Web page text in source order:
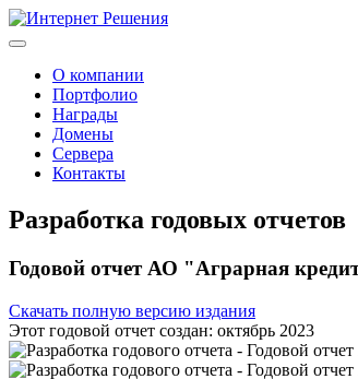
О компании
Портфолио
Награды
Домены
Сервера
Контакты
Разработка годовых отчетов
Годовой отчет АО "Аграрная
Скачать полную версию издания
Этот годовой отчет создан: октябрь 2023